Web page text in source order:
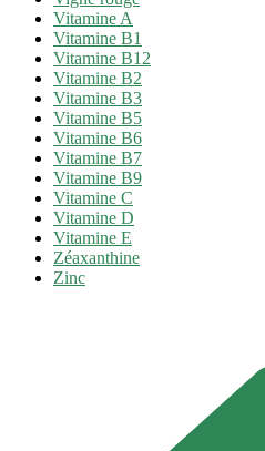
Vitamine A
Vitamine B1
Vitamine B12
Vitamine B2
Vitamine B3
Vitamine B5
Vitamine B6
Vitamine B7
Vitamine B9
Vitamine C
Vitamine D
Vitamine E
Zéaxanthine
Zinc